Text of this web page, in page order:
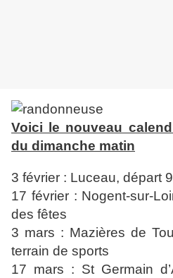
Voici le nouveau
du dimanche matin
3 février : Luceau, départ
17 février : Nogent-sur-
des fêtes
3 mars : Mazières de
terrain de sports
17 mars : St Germain